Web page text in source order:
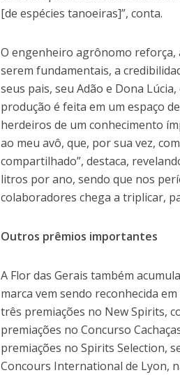
[de espécies tanoeiras]”, conta.
O engenheiro agrônomo reforça,
serem fundamentais, a
seus pais, seu Adão e Dona
produção é feita em um espaço
herdeiros de um conhecimento
ao meu avô, que, por sua vez,
compartilhado”, destaca,
litros por ano, sendo que nos
colaboradores chega a triplicar,
Outros prêmios importantes
A Flor das Gerais também
marca vem sendo reconhecida
três premiações no New Spirits,
premiações no Concurso
premiações no Spirits Selection,
Concours International de Lyon,